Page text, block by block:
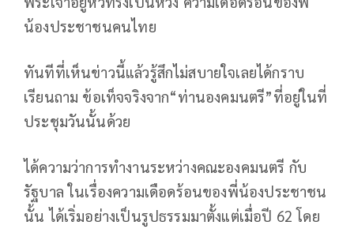
น้องประชาชนคนไทย
ทันทีที่เห็นข่าวนี้แล้วรู้สึกไม่สบายใจเลยได้กราบ
เรียนถาม ข้อเท็จจริงจาก“ท่านองคมนตรี”ที่อยู่ในที่
ประชุมวันนั้นด้วย
ได้ความว่าการทำงานระหว่างคณะองคมนตรี กับ
รัฐบาล ในเรื่องความเดือดร้อนของพี่น้องประชาชน
นั้น ได้เริ่มอย่างเป็นรูปธรรมมาตั้งแต่เมื่อปี 62 โดย